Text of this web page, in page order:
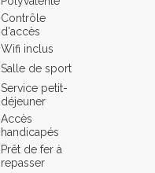
Contrôle
d'accès
Wifi inclus
Salle de sport
Service petit-
déjeuner
Accès
handicapés
Prêt de fer à
repasser